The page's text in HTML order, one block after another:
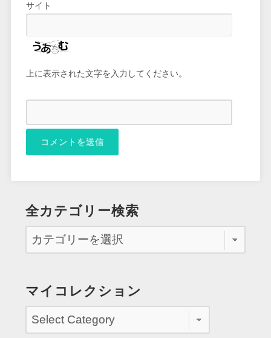
サイト
上に表示された文字を入力してください。
全カテゴリー検索
マイコレクション